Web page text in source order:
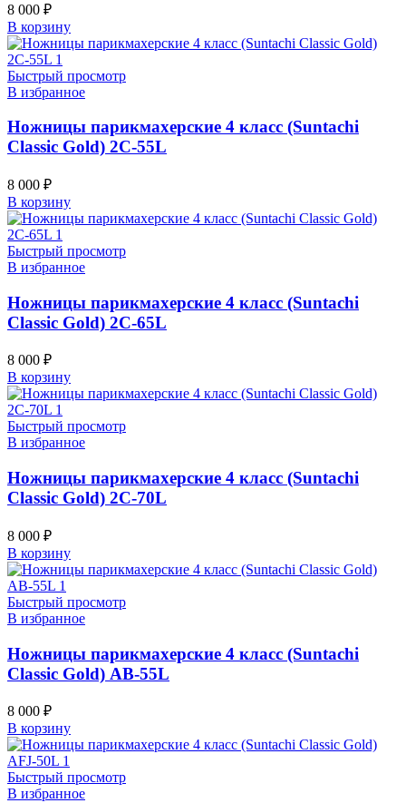
8 000 ₽
В корзину
Быстрый просмотр
В избранное
Ножницы парикмахерские 4 класс (Suntachi
Classic Gold) 2C-55L
8 000 ₽
В корзину
Быстрый просмотр
В избранное
Ножницы парикмахерские 4 класс (Suntachi
Classic Gold) 2C-65L
8 000 ₽
В корзину
Быстрый просмотр
В избранное
Ножницы парикмахерские 4 класс (Suntachi
Classic Gold) 2C-70L
8 000 ₽
В корзину
Быстрый просмотр
В избранное
Ножницы парикмахерские 4 класс (Suntachi
Classic Gold) AB-55L
8 000 ₽
В корзину
Быстрый просмотр
В избранное